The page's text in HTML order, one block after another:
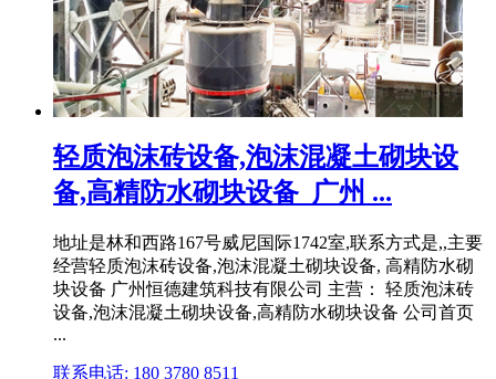
轻质泡沫砖设备,泡沫混凝土砌块设
备,高精防水砌块设备_广州 ...
地址是林和西路167号威尼国际1742室,联系方式是,,主要
经营轻质泡沫砖设备,泡沫混凝土砌块设备, 高精防水砌
块设备 广州恒德建筑科技有限公司 主营： 轻质泡沫砖
设备,泡沫混凝土砌块设备,高精防水砌块设备 公司首页
...
联系电话: 180 3780 8511